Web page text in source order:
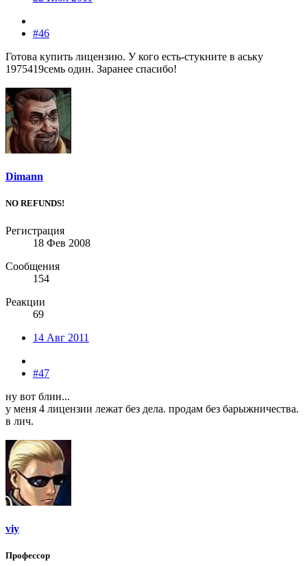
#46
Готова купить лицензию. У кого есть-стукните в аську
1975419семь один. Заранее спасибо!
Dimann
NO REFUNDS!
Регистрация
18 Фев 2008
Сообщения
154
Реакции
69
14 Авг 2011
#47
ну вот блин...
у меня 4 лицензии лежат без дела. продам без барыжничества.
в лич.
viy
Профессор